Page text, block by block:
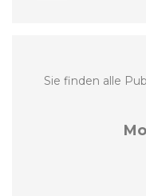
Sie finden alle